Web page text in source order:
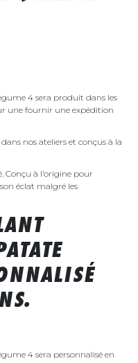
4 sera produit dans les
une fournir une expédition
nos ateliers et conçus à la
Conçu à l’origine pour
éclat malgré les
4 sera personnalisé en